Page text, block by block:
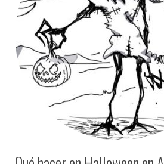
APARTAMENTOS